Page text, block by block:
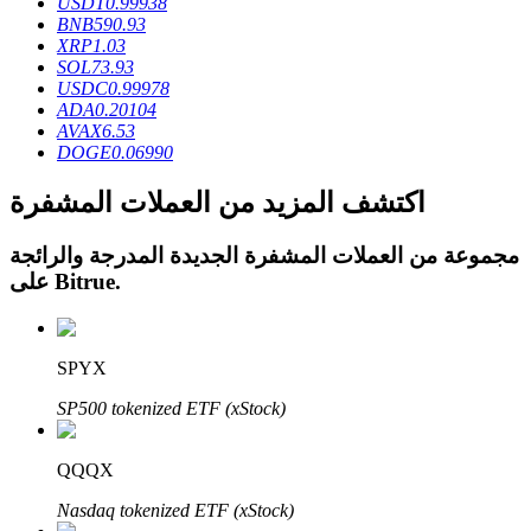
القروض
BNB590.93
XRP1.03
SOL73.93
USDC0.99978
ADA0.20104
AVAX6.53
DOGE0.06990
اكتشف المزيد من العملات المشفرة
مجموعة من العملات المشفرة الجديدة المدرجة والرائجة
Bitrue.
SPYX
SP500 tokenized ETF (xStock)
QQQX
Nasdaq tokenized ETF (xStock)